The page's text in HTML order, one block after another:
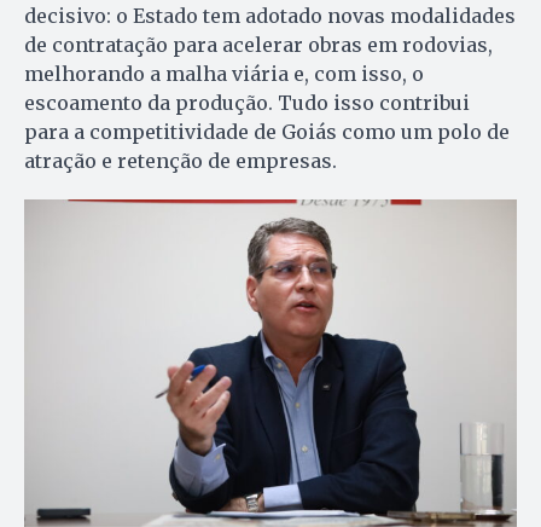
decisivo: o Estado tem adotado novas modalidades
de contratação para acelerar obras em rodovias,
melhorando a malha viária e, com isso, o
escoamento da produção. Tudo isso contribui
para a competitividade de Goiás como um polo de
atração e retenção de empresas.